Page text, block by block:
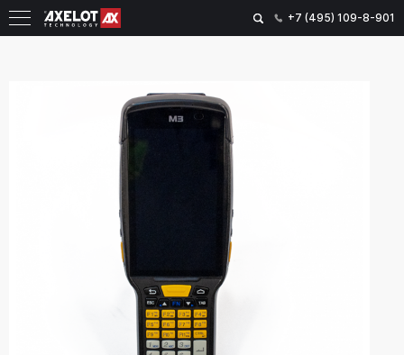
+7 (495) 109-8-901